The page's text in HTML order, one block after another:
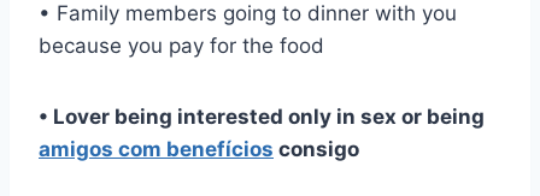
• Family members going to dinner with you
because you pay for the food
• Lover being interested only in sex or being
amigos com benefícios consigo